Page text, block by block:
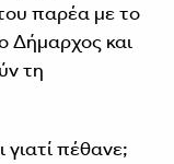
παρέα με το
Δήμαρχος και
τη
πέθανε;